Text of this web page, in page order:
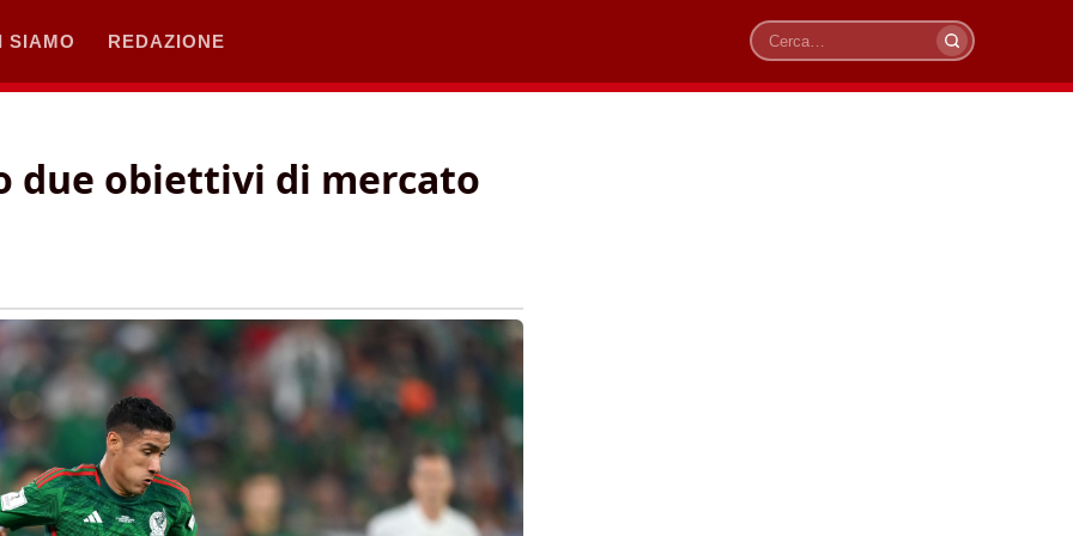
SIAMO REDAZIONE
Cerca
due obiettivi di mercato